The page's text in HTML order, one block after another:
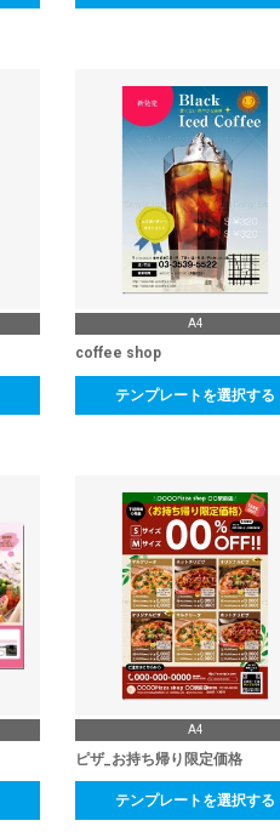
A4
coffee shop
テンプレートを選択する
A4
ピザ_お持ち帰り限定価格
テンプレートを選択する